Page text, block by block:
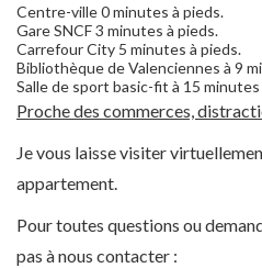
Centre-ville 0 minutes à pieds.
Gare SNCF 3 minutes à pieds.
Carrefour City 5 minutes à pieds.
Bibliothèque de Valenciennes à 9
Salle de sport basic-fit à 15 minutes
Proche des commerces,
Je vous laisse visiter
appartement.
Pour toutes questions ou
pas à nous contacter :